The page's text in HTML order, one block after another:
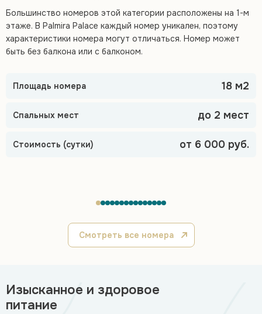
Большинство номеров этой категории расположены на 1-м
этаже. В Palmira Palace каждый номер уникален, поэтому
характеристики номера могут отличаться. Номер может
быть без балкона или с балконом.
Площадь номера 18 м2
Спальных мест до 2 мест
Стоимость (сутки) от 6 000 руб.
Смотреть все номера
Изысканное и здоровое
питание